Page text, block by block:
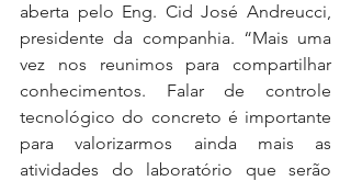
aberta pelo Eng. Cid José Andreucci,
presidente da companhia. “Mais uma
vez nos reunimos para compartilhar
conhecimentos. Falar de controle
tecnológico do concreto é importante
para valorizarmos ainda mais as
atividades do laboratório que serão